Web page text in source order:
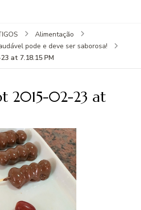
Alimentação
pode e deve ser saborosa!
at 7.18.15 PM
2015-02-23 at